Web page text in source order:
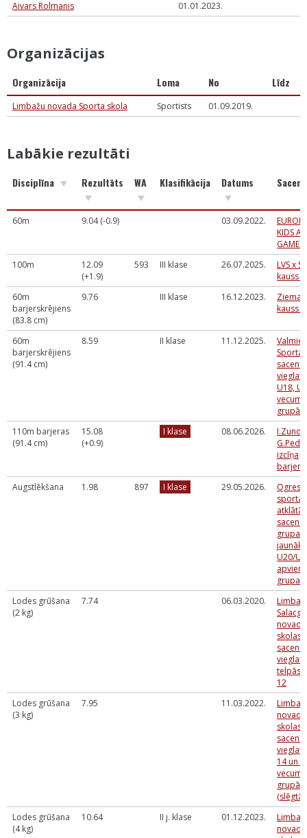
Aivars Rolmanis
01.01.2023.
Organizācijas
Organizācija Loma No Līdz
Limbažu novada Sporta skola Sportists 01.09.2019.
Labākie rezultāti
Disciplīna Rezultāts WA Klasifikācija Datums
60m 9.04 (-0.9) 03.09.2022.
KIDS
100m
12.09
(+1.9)
593 III klase 26.07.2025.
LVS x
kauss
60m
barjerskrējiens
(83.8 cm)
9.76 III klase 16.12.2023.
kauss
60m
barjerskrējiens
(91.4 cm)
8.59 II klase 11.12.2025.
Sporta
U18,
vecuma
grupām
110m barjeras
(91.4 cm)
15.08
(+0.9)
I klase 08.06.2026.
izcīņa
Augstlēkšana
1.98 897 I klase 29.05.2026.
Ogres
sporta
atklātās
grupai
U20/
grupai
Lodes grūšana
(2 kg)
7.74 06.03.2020.
skolas
telpās
12
Lodes grūšana
(3 kg)
7.95 11.03.2022.
skolas
14 un
vecuma
grupām
Lodes grūšana
(4 kg)
10.64 II j. klase 01.12.2023.